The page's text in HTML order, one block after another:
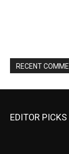
RECENT
EDITOR PICKS